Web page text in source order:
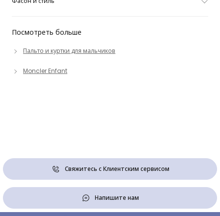
Посмотреть больше
Пальто и куртки для мальчиков
Moncler Enfant
Свяжитесь с Клиентским сервисом
Напишите нам